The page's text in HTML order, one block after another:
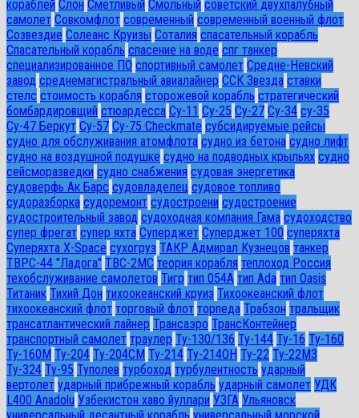
кораблей Слон Сметливый Смольный советский двухпалубный
самолет Совкомфлот современный современный военный флот
Созвездие Солеанс Круизы Соталия спасательный корабль
Спасательный корабль спасение на воде спг танкер
специализированное ПО спортивный самолет Средне-Невский
завод среднемагистральный авиалайнер ССК Звезда ставки
стелс стоимость корабля сторожевой корабль стратегический
бомбардировщий стюардесса Су-11 Су-25 Су-27 Су-34 су-35
Су-47 Беркут Су-57 Су-75 Checkmate субсидируемые рейсы
судно для обслуживания атомфлота судно из бетона судно лифт
судно на воздушной подушке судно на подводных крыльях судно
сейсморазведки судно снабжения судовая энергетика
судоверфь Ак Барс судовладелец судовое топливо
судоразборка судоремонт судостроени судостроение
судостроительный завод судоходная компания Гама судоходство
супер фрегат супер яхта Суперджет Суперджет 100 суперяхта
Суперяхта X-Space сухогруз ТАКР Адмирал Кузнецов танкер
ТВРС-44 "Ладога" ТВС-2МС теория корабля теплоход Россия
техобслуживание самолетов Тигр тип 054А тип Ada тип Oasis
Титаник Тихий Дон тихоокеанский круиз Тихоокеанский флот
тихоокеанский флот торговый флот торпеда Трабзон тральщик
трансатлантический лайнер Трансаэро ТрансКонтейнер
транспортный самолет траулер Ту-130/136 Ту-144 Ту-16 Ту-160
Ту-160М Ту-204 Ту-204СМ Ту-214 Ту-214ОН Ту-22 Ту-22М3
Ту-324 Ту-95 Туполев турбоход турбулентность ударный
вертолет ударный прибрежный корабль ударный самолет УДК
L400 Anadolu Узбекистон хаво йуллари УЗГА Ульяновск